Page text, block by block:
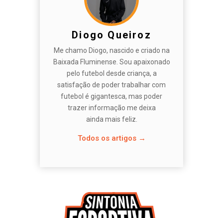
Diogo Queiroz
Me chamo Diogo, nascido e criado na
Baixada Fluminense. Sou apaixonado
pelo futebol desde criança, a
satisfação de poder trabalhar com
futebol é gigantesca, mas poder
trazer informação me deixa
ainda mais feliz.
Todos os artigos →